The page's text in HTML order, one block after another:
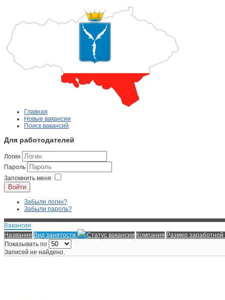
Главная
Новые вакансии
Поиск вакансий
Для работодателей
Логин
Пароль
Запомнить меня
Войти
Забыли логин?
Забыли пароль?
Вакансии
Название Вид занятости Статус вакансии Компания Размер
Показывать по
Записей не найдено.